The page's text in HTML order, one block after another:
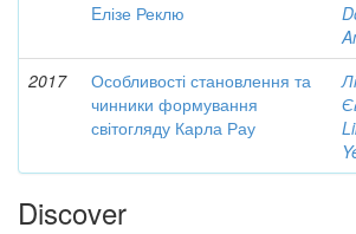
Eлізе Реклю
2017
Особливості становлення та
чинники формування
світогляду Карла Рау
Discover